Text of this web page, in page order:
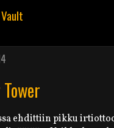
ehdittiin pikku